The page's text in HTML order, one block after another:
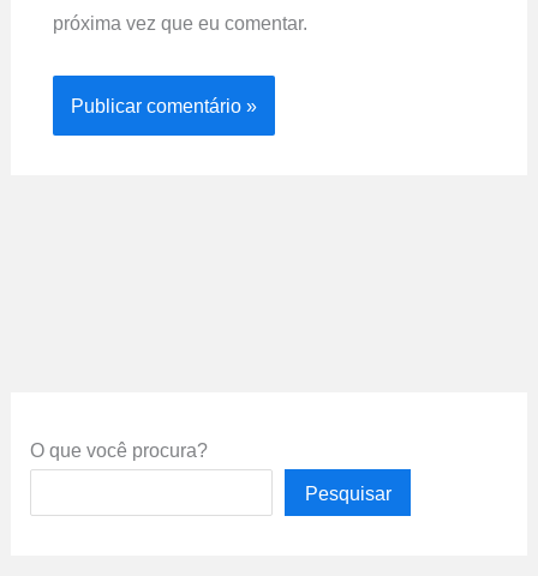
próxima vez que eu comentar.
O que você procura?
Pesquisar